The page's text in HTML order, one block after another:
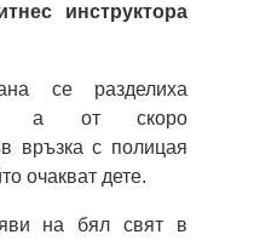
инструктора
се разделиха
а от скоро
връзка с полицая
очакват дете.
на бял свят в